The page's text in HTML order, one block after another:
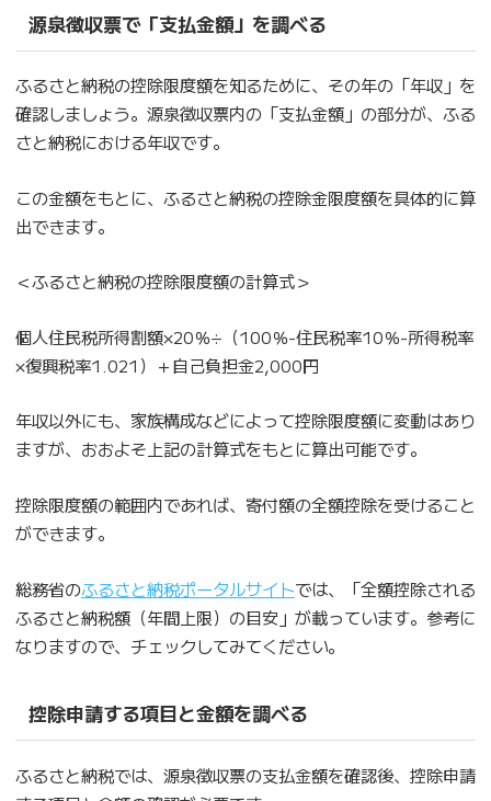
源泉徴収票で「支払金額」を調べる
ふるさと納税の控除限度額を知るために、その年の「年収」を
確認しましょう。源泉徴収票内の「支払金額」の部分が、ふる
さと納税における年収です。
この金額をもとに、ふるさと納税の控除金限度額を具体的に算
出できます。
＜ふるさと納税の控除限度額の計算式＞
個人住民税所得割額×20％÷（100％-住民税率10％-所得税率
×復興税率1.021）＋自己負担金2,000円
年収以外にも、家族構成などによって控除限度額に変動はあり
ますが、おおよそ上記の計算式をもとに算出可能です。
控除限度額の範囲内であれば、寄付額の全額控除を受けること
ができます。
総務省のふるさと納税ポータルサイトでは、「全額控除される
ふるさと納税額（年間上限）の目安」が載っています。参考に
なりますので、チェックしてみてください。
控除申請する項目と金額を調べる
ふるさと納税では、源泉徴収票の支払金額を確認後、控除申請